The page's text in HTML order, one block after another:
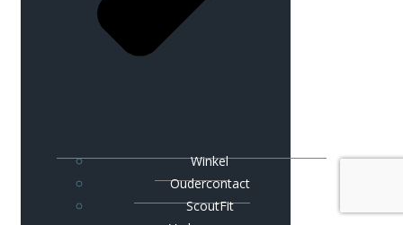
Winkel
Oudercontact
ScoutFit